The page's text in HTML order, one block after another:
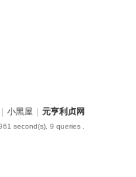
| 小黑屋 | 元亨利贞网
second(s), 9 queries .